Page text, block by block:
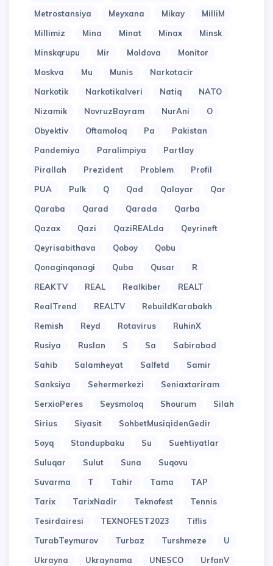
Metrostansiya
Meyxana Mikay
MilliM
Millimiz
Mina Minat Minax
Minsk
Minskqrupu
Mir Moldova
Monitor
Moskva
Mu Munis
Narkotacir
Narkotik
Narkotikalveri Natiq
NATO
Nizamik
NovruzBayram NurAni
O
Obyektiv
Oftamoloq Pa
Pakistan
Pandemiya
Paralimpiya
Partlay
Pirallah
Prezident Problem
Profil
PUA
Pulk Q Qad Qalayar
Qar
Qaraba
Qarad Qarada
Qarba
Qazax
Qazi QaziREALda
Qeyrineft
Qeyrisabithava
Qoboy
Qobu
Qonaginqonagi
Quba Qusar
R
REAKTV
REAL Realkiber
REALT
RealTrend
REALTV
RebuildKarabakh
Remish
Reyd Rotavirus
RuhinX
Rusiya
Ruslan S Sa
Sabirabad
Sahib
Salamheyat Salfetd
Samir
Sanksiya
Sehermerkezi
Seniaxtariram
SerxioPeres
Seysmoloq Shourum
Silah
Sirius
Siyasit
SohbetMusiqidenGedir
Soyq
Standupbaku Su
Suehtiyatlar
Suluqar
Sulut Suna
Suqovu
Suvarma
T Tahir Tama
TAP
Tarix
TarixNadir Teknofest
Tennis
Tesirdairesi
TEXNOFEST2023
Tiflis
TurabTeymurov
Turbaz Turshmeze
U
Ukrayna
Ukraynama UNESCO
UrfanV